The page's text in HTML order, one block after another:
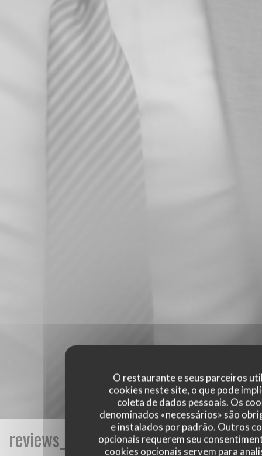
O restaurante e seus parceiros
cookies neste site, o que pode
coleta de dados pessoais. Os
denominados «necessários» são
e instalados por padrão. Outros
opcionais requerem seu
cookies opcionais servem para